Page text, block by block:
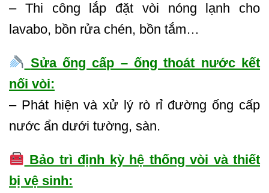
– Thi công lắp đặt vòi nóng lạnh cho
lavabo, bồn rửa chén, bồn tắm…
Sửa ống cấp – ống thoát nước kết
nối vòi:
– Phát hiện và xử lý rò rỉ đường ống cấp
nước ẩn dưới tường, sàn.
Bảo trì định kỳ hệ thống vòi và thiết
bị vệ sinh: